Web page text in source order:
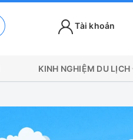
Tài khoản
KINH NGHIỆM DU LỊCH